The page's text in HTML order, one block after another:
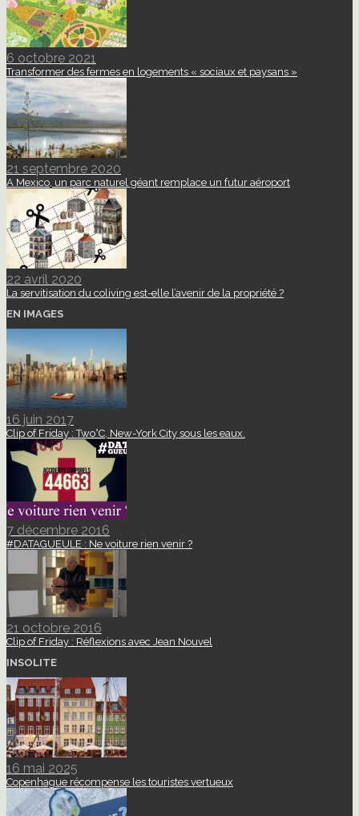
6 octobre 2021
Transformer des fermes en logements « sociaux et paysans »
21 septembre 2020
A Mexico, un parc naturel géant remplace un futur aéroport
22 avril 2020
La servitisation du coliving est-elle l’avenir de la propriété ?
EN IMAGES
16 juin 2017
Clip of Friday : Two°C, New-York City sous les eaux.
7 décembre 2016
#DATAGUEULE : Ne voiture rien venir ?
21 octobre 2016
Clip of Friday : Réflexions avec Jean Nouvel
INSOLITE
16 mai 2025
Copenhague récompense les touristes vertueux